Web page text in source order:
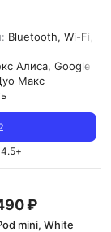
Bluetooth, Wi-Fi,
Алиса, Google
Макс
4.5+
₽
mini, White